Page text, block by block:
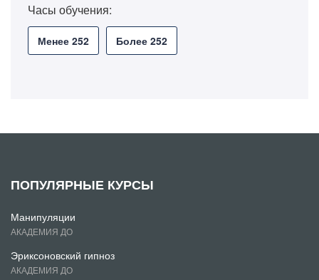
Часы обучения:
Менее 252 Более 252
ПОПУЛЯРНЫЕ КУРСЫ
Манипуляции
АКАДЕМИЯ ДО
Эриксоновский гипноз
АКАДЕМИЯ ДО